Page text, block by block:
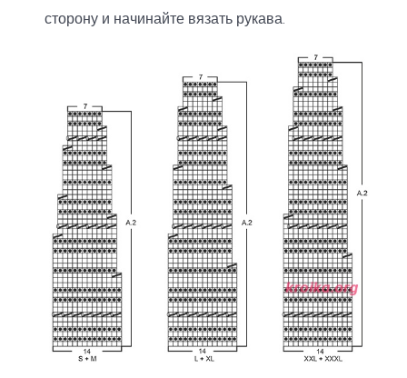
сторону и начинайте вязать рукава.